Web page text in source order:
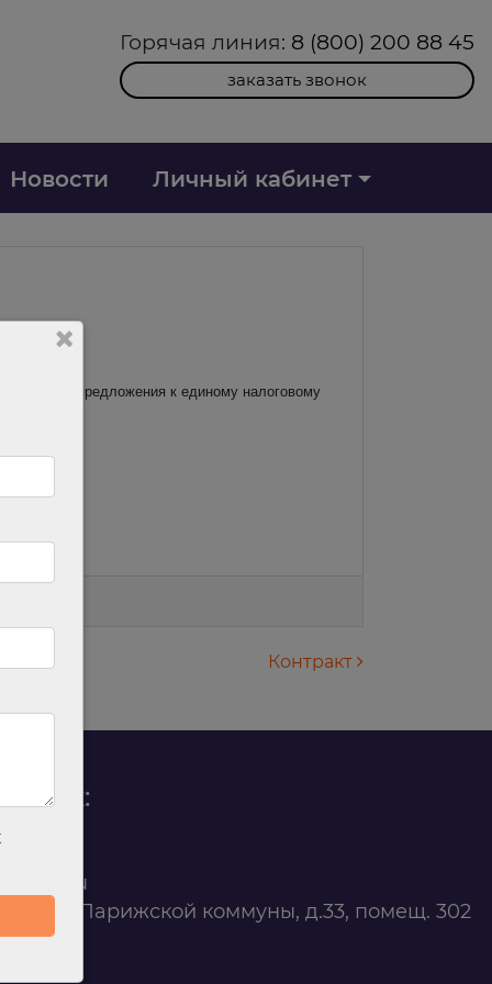
Горячая линия: 8 (800) 200 88 45
заказать звонок
Новости Личный кабинет
ценовые предложения к единому налоговому
Контракт
88 45
ул. Парижской коммуны, д.33, помещ. 302